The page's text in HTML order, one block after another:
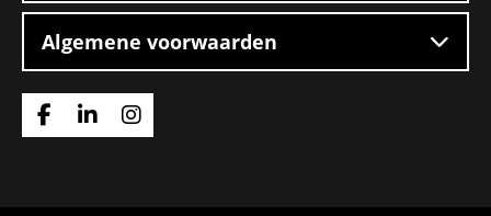
Algemene voorwaarden
Ga
Ga
Ga